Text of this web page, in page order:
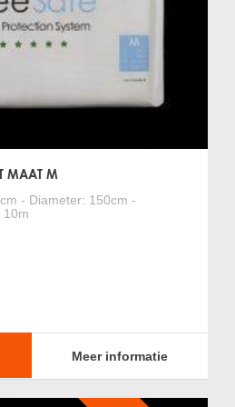
MAAT M
- Diameter: 150cm -
10m
Meer informatie